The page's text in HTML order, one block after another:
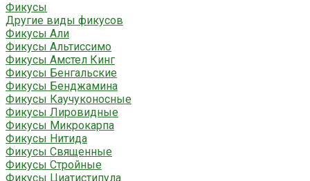
Фикусы
Другие виды фикусов
Фикусы Али
Фикусы Альтиссимо
Фикусы Амстел Кинг
Фикусы Бенгальские
Фикусы Бенджамина
Фикусы Каучуконосные
Фикусы Лировидные
Фикусы Микрокарпа
Фикусы Нитида
Фикусы Священные
Фикусы Стройные
Фикусы Циатистипула